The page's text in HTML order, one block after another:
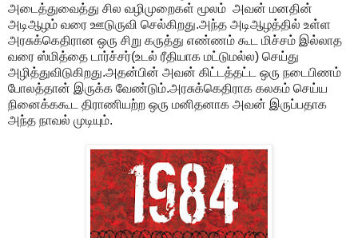
அடைத்துவைத்து சில வழிமுறைகள் மூலம் அவன் மனதின்
அடிஆழம் வரை ஊடுருவி செல்கிறது.அந்த அடிஆழத்தில் உள்ள
அரசுக்கெதிரான ஒரு சிறு கருத்து எண்ணம் கூட மிச்சம் இல்லாத
வரை ஸ்மித்தை டார்ச்சர்(உடல் ரீதியாக மட்டுமல்ல) செய்து
அழித்துவிடுகிறது.அதன்பின் அவன் கிட்டத்தட்ட ஒரு நடைபிணம்
போலத்தான் இருக்க வேண்டும்.அரசுக்கெதிராக கலகம் செய்ய
நினைக்ககூட திராணியற்ற ஒரு மனிதனாக அவன் இருப்பதாக
அந்த நாவல் முடியும்.